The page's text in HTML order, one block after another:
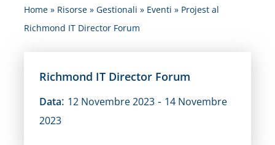
Richmond IT Director Forum
Data: 12 Novembre 2023- 14 Novembre
2023
Home» Risorse» Gestionali » Eventi » Projest al
Richmond IT Director Forum